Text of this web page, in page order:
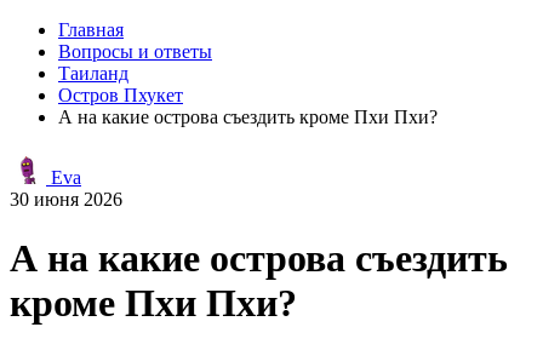
Главная
Вопросы и ответы
Таиланд
Остров Пхукет
А на какие острова съездить кроме Пхи Пхи?
Eva
30 июня 2026
А на какие острова съездить
кроме Пхи Пхи?